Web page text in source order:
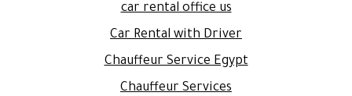
car rental office us
Car Rental with Driver
Chauffeur Service Egypt
Chauffeur Services